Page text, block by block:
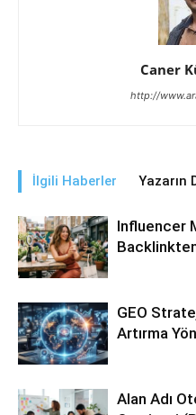
Caner
http://
İlgili Haberler Yazarın
Influencer
GEO
Artırma
Alan Adı